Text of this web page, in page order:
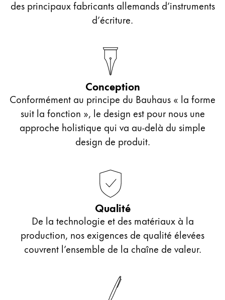
des principaux fabricants allemands d’instruments
d’écriture.
Conception
Conformément au principe du Bauhaus « la forme
suit la fonction », le design est pour nous une
approche holistique qui va au‑delà du simple
design de produit.
Qualité
De la technologie et des matériaux à la
production, nos exigences de qualité élevées
couvrent l’ensemble de la chaîne de valeur.